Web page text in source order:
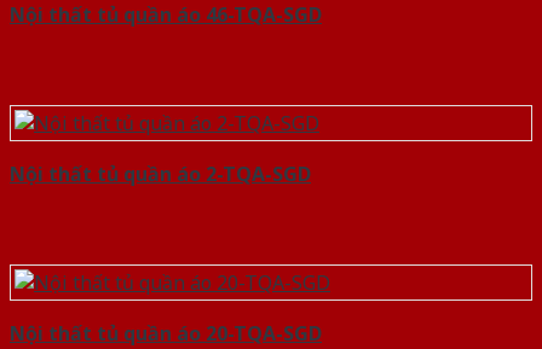
Nội thất tủ quần áo 46-TQA-SGD
Nội thất tủ quần áo 2-TQA-SGD
Nội thất tủ quần áo 20-TQA-SGD